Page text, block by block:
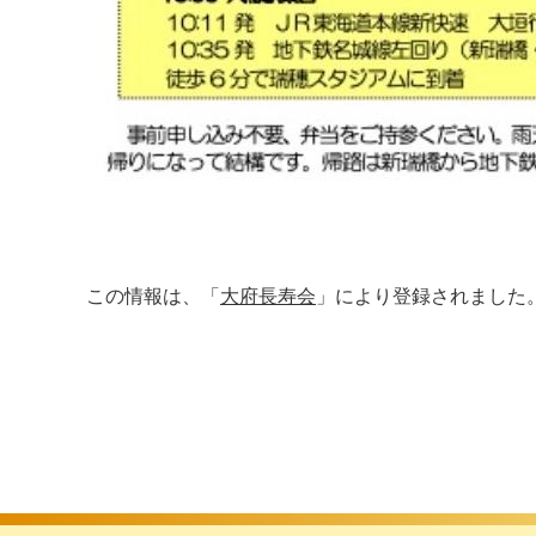
この情報は、「 大府長寿会 」により登録されました